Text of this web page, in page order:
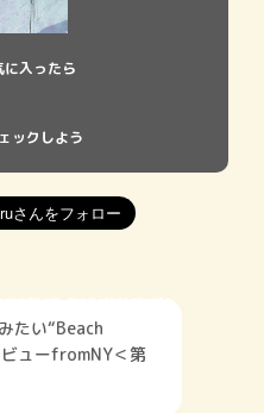
に入ったら
ックしよう
たい“Beach
ューfromNY＜第